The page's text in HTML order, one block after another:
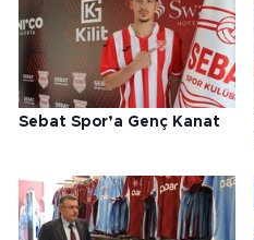
Sebat Spor’a Genç Kanat